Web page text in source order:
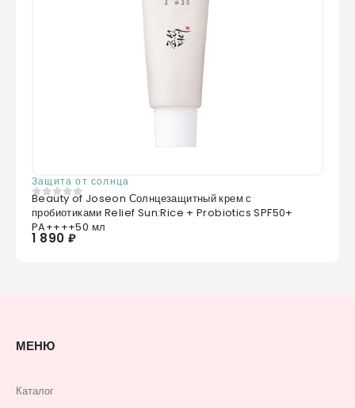
Защита от солнца
0из 5
Beauty of Joseon Солнцезащитный крем с
пробиотиками Relief Sun:Rice + Probiotics SPF50+
PA++++50 мл
1 890 ₽
МЕНЮ
Каталог